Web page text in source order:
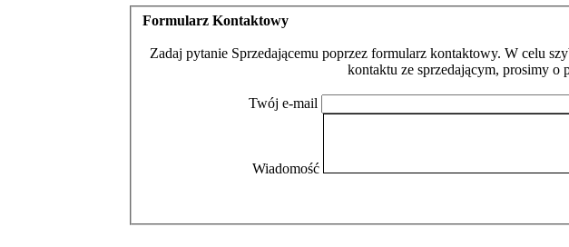
Formularz Kontaktowy
Zadaj pytanie Sprzedającemu poprzez formularz kontaktowy. W celu
kontaktu ze sprzedającym, prosimy o
Twój e-mail
Wiadomość